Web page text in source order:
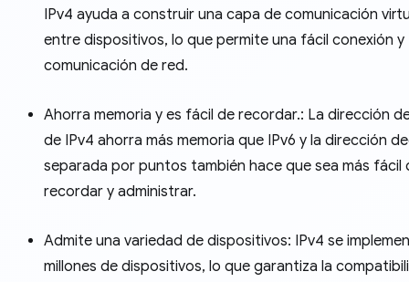
IPv4 ayuda a construir una capa de comunicación
entre dispositivos, lo que permite una fácil conexión y
comunicación de red.
Ahorra memoria y es fácil de recordar.: La dirección
de IPv4 ahorra más memoria que IPv6 y la dirección
separada por puntos también hace que sea más fácil
recordar y administrar.
Admite una variedad de dispositivos: IPv4 se
millones de dispositivos, lo que garantiza la